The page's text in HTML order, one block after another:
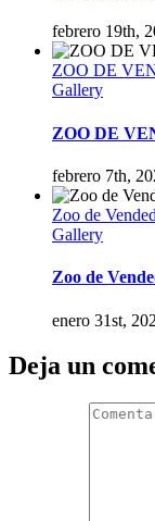
febrero 19th,
ZOO DE
Gallery
ZOO DE
febrero 7th,
Zoo de
Gallery
Zoo de
enero 31st,
Deja un